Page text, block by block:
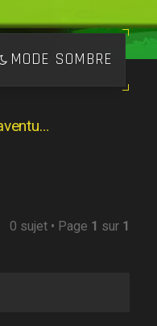
MODE SOMBRE
"Simulaventure"
0 sujet • Page 1 sur 1